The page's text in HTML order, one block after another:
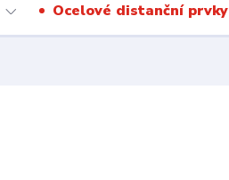
Ocelové distanční prvky